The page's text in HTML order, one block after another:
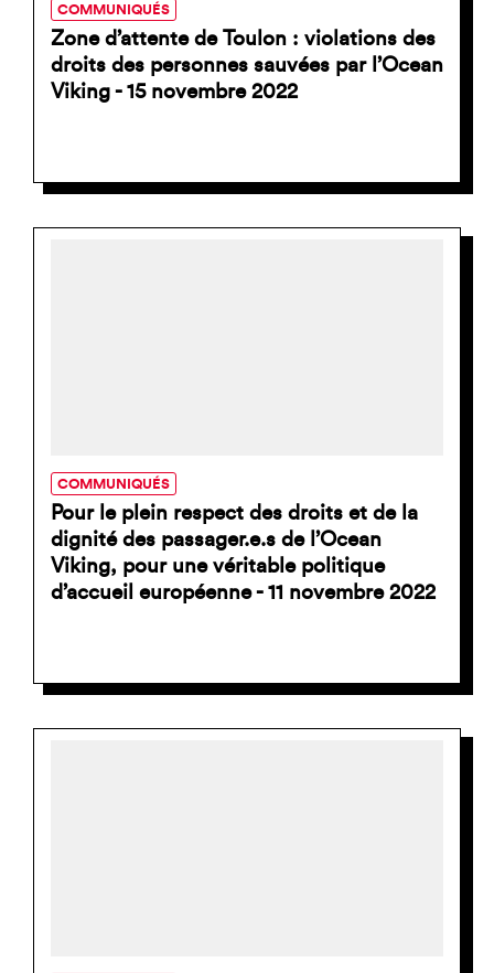
COMMUNIQUÉS
Zone d’attente de Toulon : violations des
droits des personnes sauvées par l’Ocean
Viking - 15 novembre 2022
COMMUNIQUÉS
Pour le plein respect des droits et de la
dignité des passager.e.s de l’Ocean
Viking, pour une véritable politique
d’accueil européenne - 11 novembre 2022